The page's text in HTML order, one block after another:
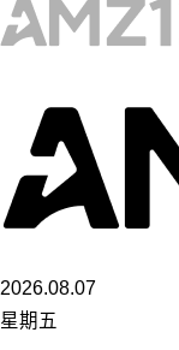
2026.08.07
星期五